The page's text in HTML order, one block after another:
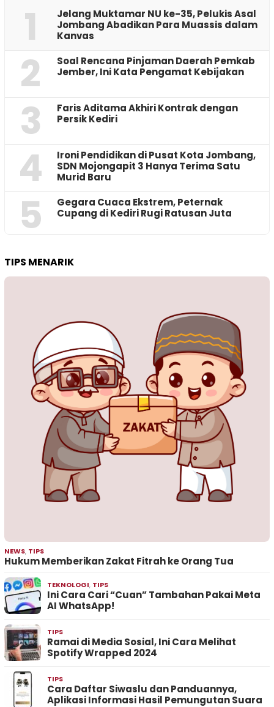
1
Jelang Muktamar NU ke-35, Pelukis Asal
Jombang Abadikan Para Muassis dalam
Kanvas
2
‎Soal Rencana Pinjaman Daerah Pemkab
Jember, Ini Kata Pengamat Kebijakan ‎
3
Faris Aditama Akhiri Kontrak dengan
Persik Kediri
4
Ironi Pendidikan di Pusat Kota Jombang,
SDN Mojongapit 3 Hanya Terima Satu
Murid Baru
5
‎Gegara Cuaca Ekstrem, Peternak
Cupang di Kediri Rugi Ratusan Juta
TIPS MENARIK
NEWS, TIPS
Hukum Memberikan Zakat Fitrah ke Orang Tua
TEKNOLOGI, TIPS
Ini Cara Cari “Cuan” Tambahan Pakai Meta
AI WhatsApp!
TIPS
Ramai di Media Sosial, Ini Cara Melihat
Spotify Wrapped 2024
TIPS
Cara Daftar Siwaslu dan Panduannya,
Aplikasi Informasi Hasil Pemungutan Suara